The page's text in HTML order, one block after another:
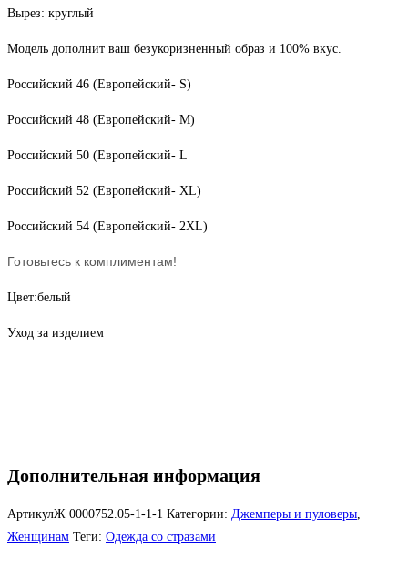
Вырез: круглый
Модель дополнит ваш безукоризненный образ и 100% вкус.
Российский 46 (Европейский- S)
Российский 48 (Европейский- M)
Российский 50 (Европейский- L
Российский 52 (Европейский- XL)
Российский 54 (Европейский- 2XL)
Готовьтесь к комплиментам!
Цвет:белый
Уход за изделием
Дополнительная информация
АртикулЖ 0000752.05-1-1-1 Категории: Джемперы и пуловеры,
Женщинам Теги: Одежда со стразами